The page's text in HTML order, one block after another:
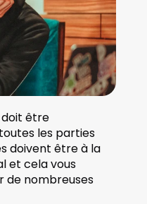
être
les parties
doivent être à la
et cela vous
de nombreuses